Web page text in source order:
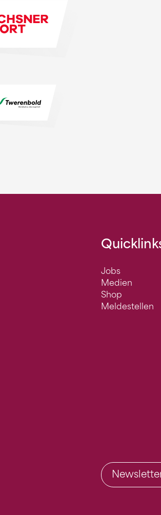
Jobs
Medien
Shop
Meldestellen